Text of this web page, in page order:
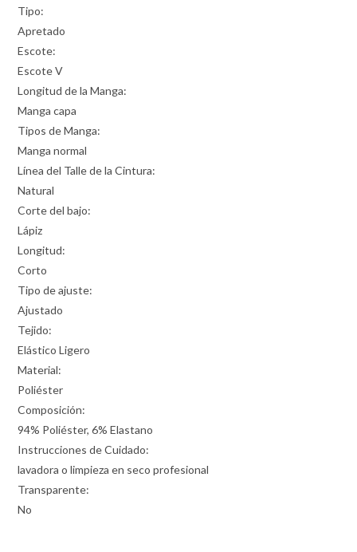
Tipo:
Apretado
Escote:
Escote V
Longitud de la Manga:
Manga capa
Tipos de Manga:
Manga normal
Línea del Talle de la Cintura:
Natural
Corte del bajo:
Lápiz
Longitud:
Corto
Tipo de ajuste:
Ajustado
Tejido:
Elástico Ligero
Material:
Poliéster
Composición:
94% Poliéster, 6% Elastano
Instrucciones de Cuidado:
lavadora o limpieza en seco profesional
Transparente:
No